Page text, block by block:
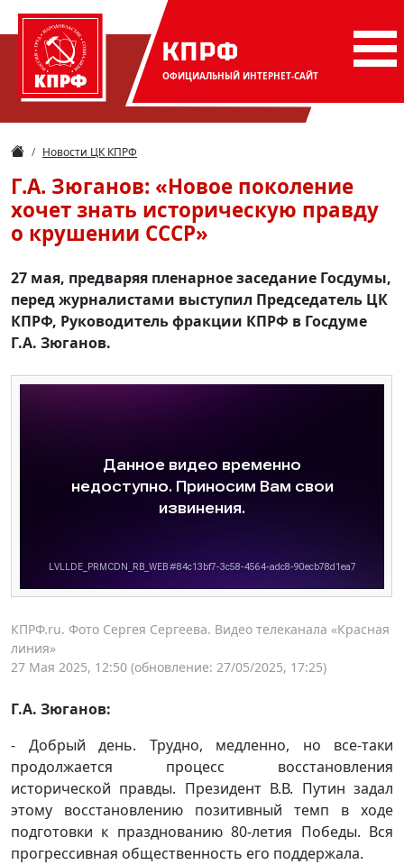
КПРФ
ОФИЦИАЛЬНЫЙ ИНТЕРНЕТ-САЙТ
Новости ЦК КПРФ
Г.А. Зюганов: «Новое поколение
хочет знать историческую правду
о крушении СССР»
27 мая, предваряя пленарное заседание Госдумы,
перед журналистами выступил Председатель ЦК
КПРФ, Руководитель фракции КПРФ в Госдуме
Г.А. Зюганов.
КПРФ.ru. Фото Сергея Сергеева. Видео телеканала «Красная
линия»
27 Мая 2025, 12:50 (обновление: 27/05/2025, 17:25)
Г.А. Зюганов:
- Добрый день. Трудно, медленно, но все-таки
продолжается процесс восстановления
исторической правды. Президент В.В. Путин задал
этому восстановлению позитивный темп в ходе
подготовки к празднованию 80-летия Победы. Вся
прогрессивная общественность его поддержала.